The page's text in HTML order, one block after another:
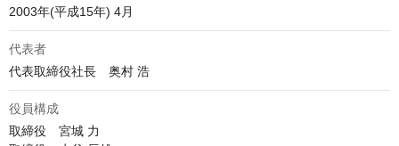
2003年(平成15年) 4月
代表者
代表取締役社長　奥村 浩
役員構成
取締役　宮城 力